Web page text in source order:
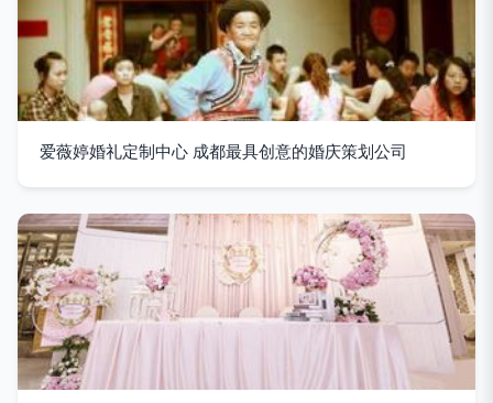
爱薇婷婚礼定制中心 成都最具创意的婚庆策划公司